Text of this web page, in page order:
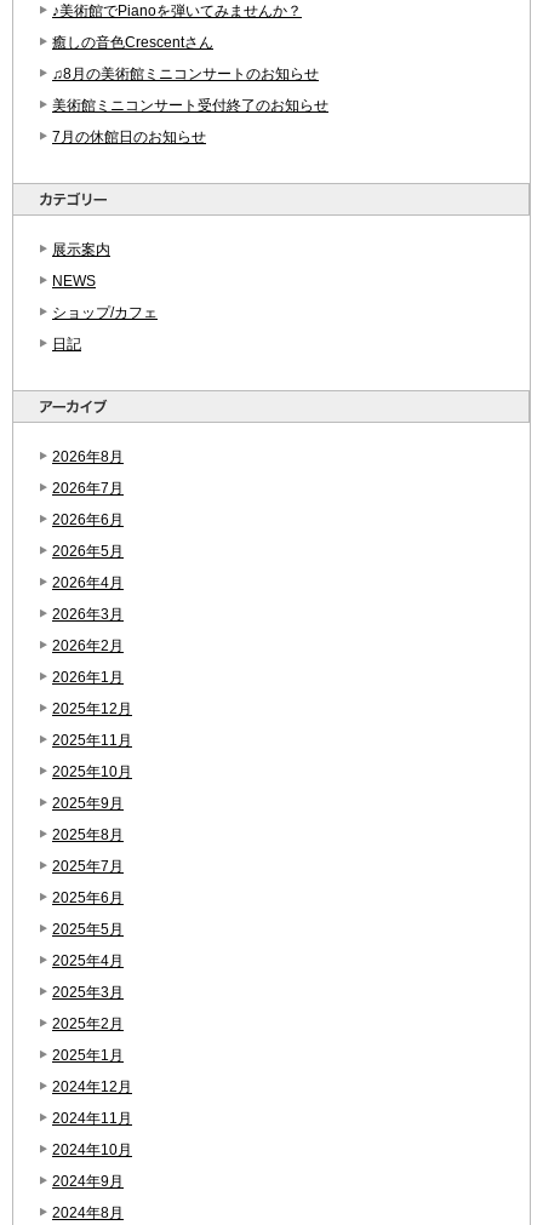
♪美術館でPianoを弾いてみませんか？
癒しの音色Crescentさん
♫8月の美術館ミニコンサートのお知らせ
美術館ミニコンサート受付終了のお知らせ
7月の休館日のお知らせ
展示案内
NEWS
ショップ/カフェ
日記
2026年8月
2026年7月
2026年6月
2026年5月
2026年4月
2026年3月
2026年2月
2026年1月
2025年12月
2025年11月
2025年10月
2025年9月
2025年8月
2025年7月
2025年6月
2025年5月
2025年4月
2025年3月
2025年2月
2025年1月
2024年12月
2024年11月
2024年10月
2024年9月
2024年8月